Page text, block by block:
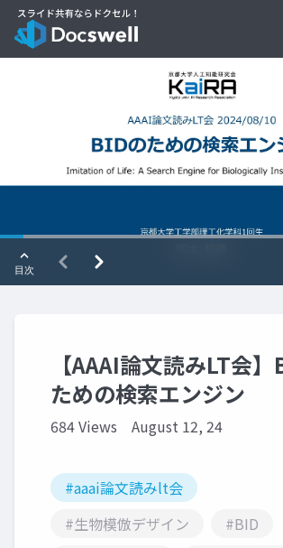
【AAAI論文読みLT会
ための検索エンジン
684 Views August 12, 24
#aaai論文読みlt会
#生物模倣デザイン
#BID